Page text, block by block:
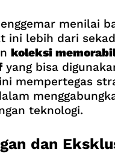
menilai
ini lebih dari
koleksi
yang bisa
mempertegas
teknologi.
dan